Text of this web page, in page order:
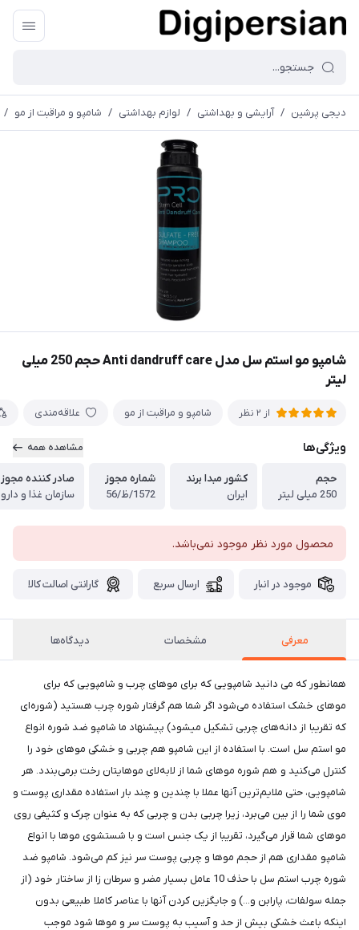
دیجی پرشین / آرایشی و بهداشتی / لوازم بهداشتی / شامپو و مراقبت از مو /
شامپو مو استم سل مدل Anti dandruff care حجم 250 میلی
لیتر
از 2 نظر شامپو و مراقبت از مو علاقه‌مندی
ویژگی‌ها مشاهده همه
حجم
250 میلی لیتر
کشور مبدا برند
ایران
شماره مجوز
1572/ظ/56
صادر کننده مجوز
سازمان غذا و دارو
محصول مورد نظر موجود نمی‌باشد.
موجود در انبار ارسال سریع گارانتی اصالت کالا
معرفی مشخصات دیدگاه‌ها
همانطور که می دانید شامپویی که برای موهای چرب و شامپویی که برای
موهای خشک استفاده می‌شود اگر شما هم گرفتار شوره چرب هستید (شوره‌ای
که تقریبا از دانه‌های چربی تشکیل میشود) پیشنهاد ما شامپو ضد شوره انواع
مو استم سل است. با استفاده از این شامپو هم چربی و خشکی موهای خود را
کنترل می‌کنید و هم شوره موهای شما از لابه‌لای موهایتان رخت برمی‌بندد. هر
شامپویی، حتی ملایم‌ترین آنها عملا با چندین و چند بار استفاده مقداری پوست و
موی شما را از بین می‌برد، زیرا چربی بدن و چربی که به عنوان چرک و کثیفی روی
موهای شما قرار می‌گیرد، تقریبا از یک جنس است و با شستشوی موها با انواع
شامپو مقداری هم از حجم موها و چربی پوست سر نیز کم می‌شود. شامپو ضد
شوره چرب استم سل با حذف 10 عامل بسیار مضر و سرطان زا از ساختار خود (از
جمله سولفات، پارابن و...) و جایگزین کردن آنها با عناصر کاملا طبیعی بدون
اینکه باعث خشکی بیش از حد و آسیب به پوست سر و موها شود موجب